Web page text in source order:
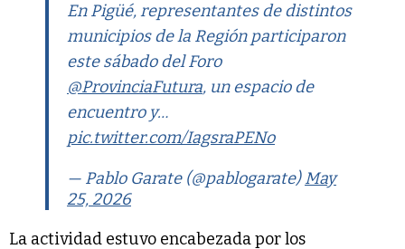
En Pigüé, representantes de distintos
municipios de la Región participaron
este sábado del Foro
@ProvinciaFutura, un espacio de
encuentro y…
pic.twitter.com/IagsraPENo
— Pablo Garate (@pablogarate)May
25, 2026
La actividad estuvo encabezada por los